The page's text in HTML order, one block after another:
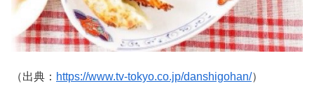
（出典： https://www.tv-tokyo.co.jp/danshigohan/）